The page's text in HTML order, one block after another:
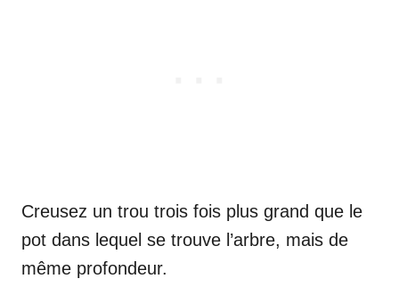
Creusez un trou trois fois plus grand que le
pot dans lequel se trouve l’arbre, mais de
même profondeur.